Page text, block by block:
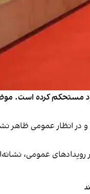
مستحکم کرده است.
در انظار عمومی ظاهر
عمومی،